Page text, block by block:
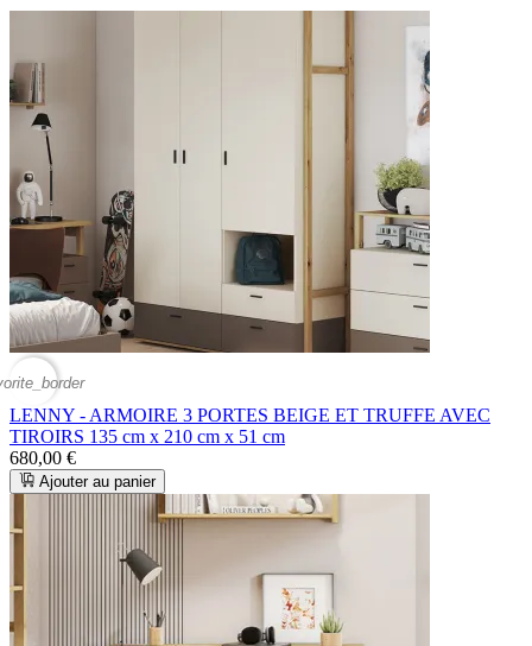
LENNY - ARMOIRE 3 PORTES BEIGE ET TRUFFE AVEC
TIROIRS 135 cm x 210 cm x 51 cm
680,00 €
Ajouter au panier